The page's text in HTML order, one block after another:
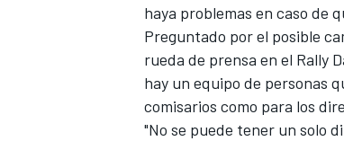
haya problemas en caso de
Preguntado por el posible
rueda de prensa en el Rally
hay un equipo de personas
comisarios como para los
"No se puede tener un solo